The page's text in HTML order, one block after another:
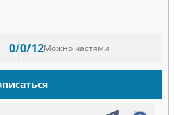
0/0/12Можно частями